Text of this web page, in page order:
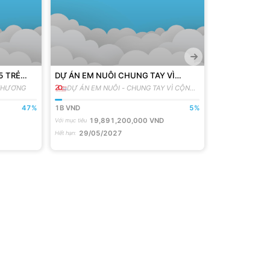
TRẺ
KHÓ
47%
DỰ ÁN EM NUÔI CHUNG TAY VÌ
CỘNG ĐỒNG [MÙA 3] ĐỒNG HÀNH
VỚI 200 EM MỒ CÔI
DỰ ÁN EM NUÔI - CHUNG TAY VÌ CỘNG
1B VND 5%
Với mục tiêu 19,891,200,000 VND
Hết hạn: 29/05/2027